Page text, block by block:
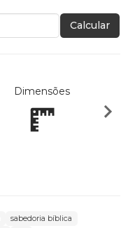
Calcular
Dimensões
sabedoria bíblica